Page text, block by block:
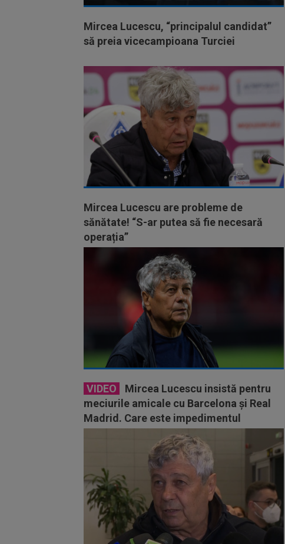
Mircea Lucescu, “principalul candidat”
să preia vicecampioana Turciei
Mircea Lucescu are probleme de
sănătate! “S-ar putea să fie necesară
operația”
VIDEO
Mircea Lucescu insistă pentru
meciurile amicale cu Barcelona și Real
Madrid. Care este impedimentul